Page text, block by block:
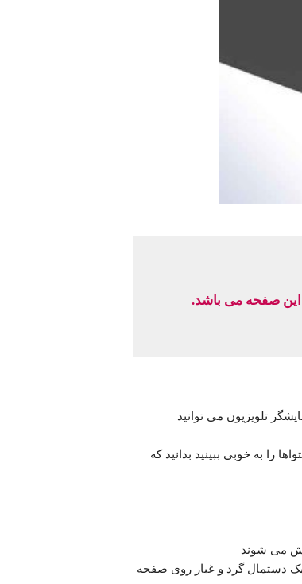
این صفحه می باشد.
تلویزیون می توانید
را به خوبی ببینید بدانید که
می شوند
یک دستمال گرد و غبار روی صفحه